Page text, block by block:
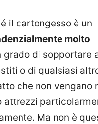
il cartongesso è un
molto
grado di sopportare
o di qualsiasi
che non vengano
attrezzi
Ma non è